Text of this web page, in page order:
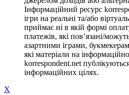
Інформаційний ресурс
ігри на реальні та/або
приймає ні в якій формі
платежів, які пов’язані/
азартними іграми,
які матеріали на
korrespondent.net
інформаційних цілях.
X